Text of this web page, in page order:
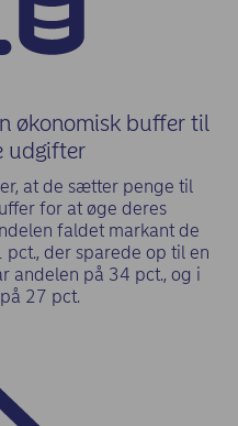
økonomisk buffer til
udgifter
at de sætter penge til
for at øge deres
faldet markant de
der sparede op til en
andelen på 34 pct., og i
27 pct.